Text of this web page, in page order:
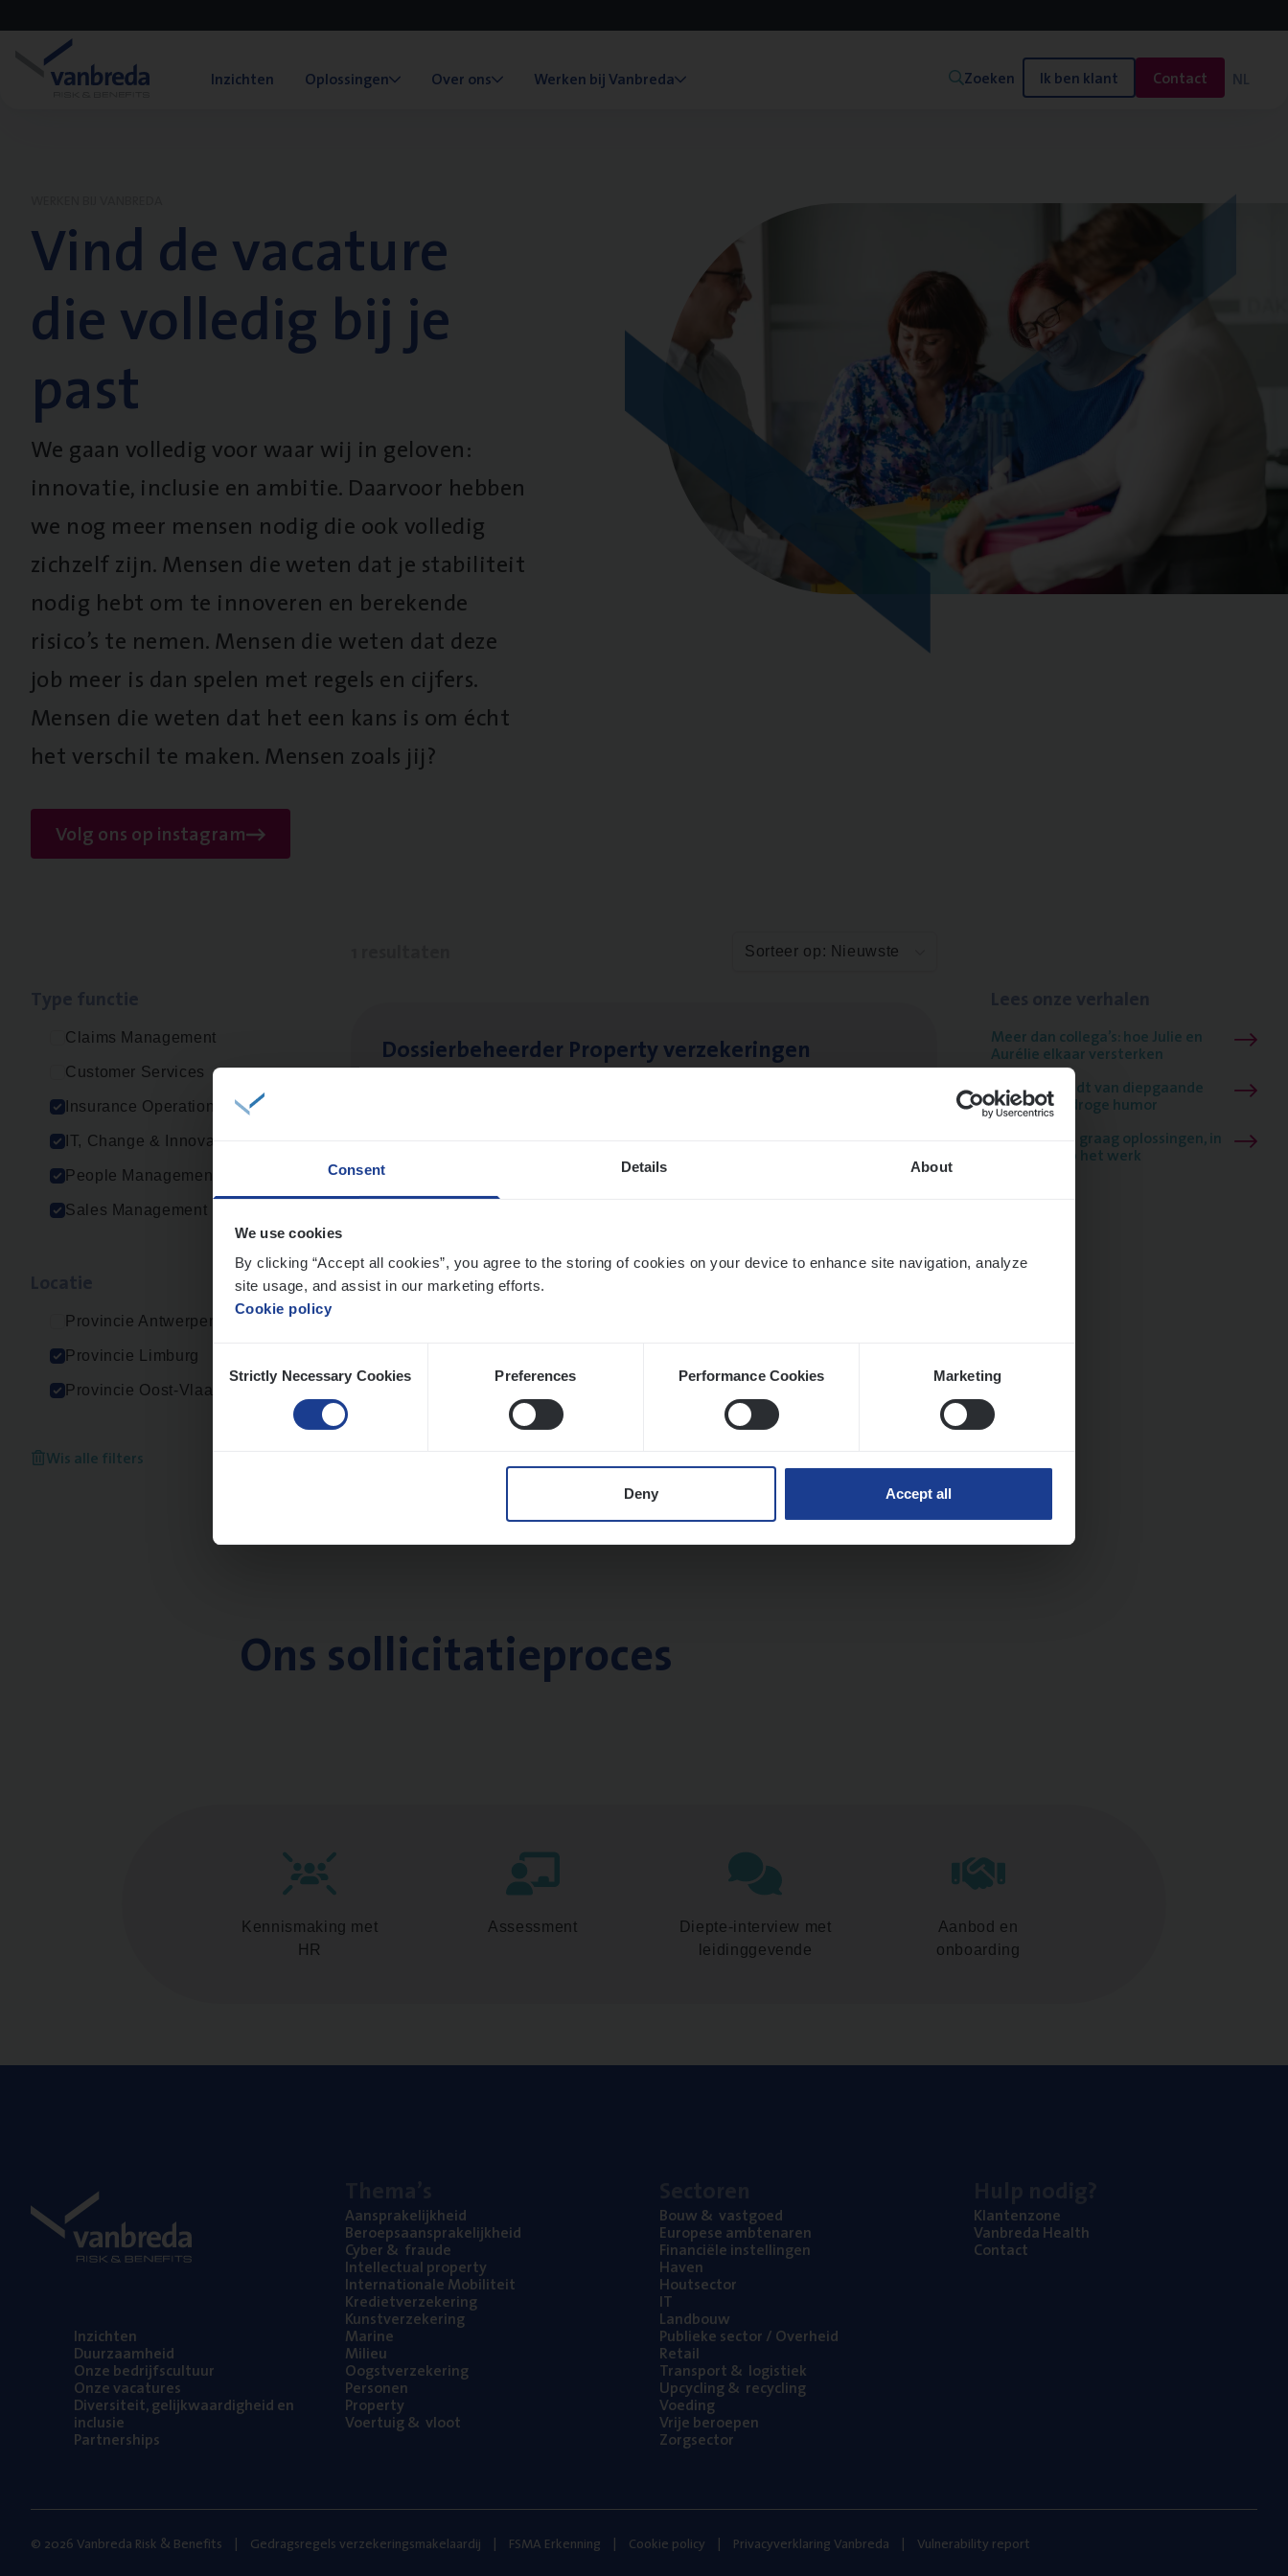
Consent Details About
We use cookies
By clicking “Accept all cookies”, you agree to the storing of cookies on your device to enhance site navigation, analyze
site usage, and assist in our marketing efforts.
Cookie policy
Selection
Strictly Necessary Cookies Preferences Performance Cookies Marketing
Deny Accept all
Inzichten Oplossingen Over ons Werken bij Vanbreda Zoeken Ik ben klant Contact NL
Vind de vacature
die volledig bij je
past
We gaan volledig voor waar wij in geloven:
innovatie, inclusie en ambitie. Daarvoor hebben
we nog meer mensen nodig die ook volledig
zichzelf zijn. Mensen die weten dat je stabiliteit
nodig hebt om te innoveren en berekende
risico’s te nemen. Mensen die weten dat deze
job meer is dan spelen met regels en cijfers.
Mensen die weten dat het een kans is om écht
het verschil te maken. Mensen zoals jij?
Volg ons op instagram
Claims Management
Customer Services
Insurance Operations
IT, Change & Innovation
People Management
Sales Management
Provincie Antwerpen
Provincie Limburg
Provincie Oost-Vlaanderen
Wis alle filters
Sorteer op: Nieuwste
Dos­sier­be­heer­der Pro­per­ty verzekeringen Meer dan collega’s: hoe Julie en
Aurélie elkaar versterken
Mathias houdt van diepgaande
dossiers én droge humor
Thalia zoekt graag oplossingen, in
games én op het werk
Ons sollicitatieproces
Kennismaking met
HR
Assessment
Diepte-interview met
leidinggevende
Aanbod en
onboarding
Inzich­ten
Duur­zaam­heid
Onze bedrijfs­cul­tuur
Onze vaca­tu­res
Diver­si­teit, gelijk­waar­dig­heid en
inclusie
Part­ner­ships
Aan­spra­ke­lijk­heid
Beroeps­aan­spra­ke­lijk­heid
Cyber& fraude
Intel­lec­tu­al property
Inter­na­ti­o­na­le Mobiliteit
Kre­diet­ver­ze­ke­ring
Kunst­ver­ze­ke­ring
Mari­ne
Mili­eu
Oogst­ver­ze­ke­ring
Per­so­nen
Pro­per­ty
Voer­tuig& vloot
Bouw& vastgoed
Euro­pe­se ambtenaren
Finan­ci­ë­le instellingen
Haven
Hout­sec­tor
IT
Land­bouw
Publie­ke sec­tor / Overheid
Retail
Trans­port& logistiek
Upcy­cling& recycling
Voe­ding
Vrije beroe­pen
Zorg­sec­tor
Klan­ten­zo­ne
Van­b­re­da Health
Con­tact
© 2026 Vanbreda Risk & Benefits Gedragsregels verzekeringsmakelaardij FSMA Erkenning Cookie policy Privacyverklaring Vanbreda Vulnerability report